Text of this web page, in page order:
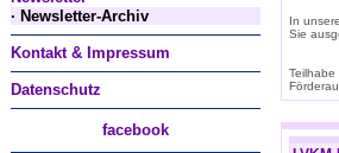
· Newsletter-Archiv
Kontakt & Impressum
Datenschutz
facebook
In
Sie
Teilhabe